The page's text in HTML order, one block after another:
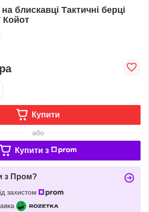
блискавці Тактичні берці
Койот
Купити
або
Купити з
з Пром?
захистом